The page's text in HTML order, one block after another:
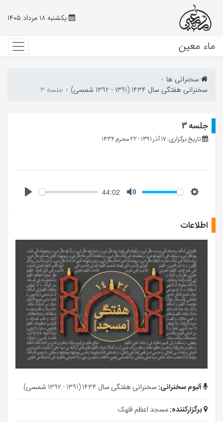
یکشنبه ۱۸ مرداد ۱۴۰۵
ماء معین
سخنرانی ها
سخنرانی هفتگی سال 1434 (1391 - 1392 شمسی)
جلسه 3
جلسه 3
تاریخ برگزاری: 17 آذر 1391 - 22 محرم 1434
44:02
اطلاعات
آلبوم سخنرانی: سخنرانی هفتگی سال 1434 (1391 - 1392 شمسی)
برگزارکننده:مسجد اعظم قلهک